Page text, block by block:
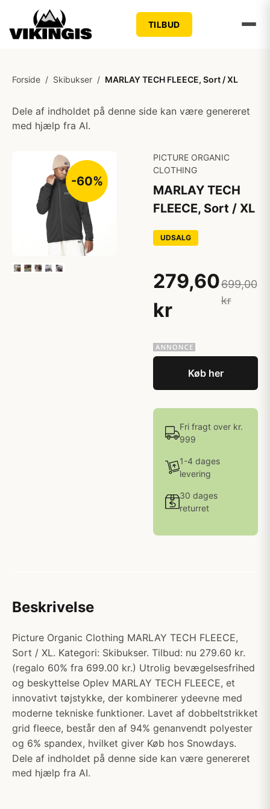
TILBUD
Forside / Skibukser / MARLAY TECH FLEECE, Sort / XL
Dele af indholdet på denne side kan være genereret
med hjælp fra AI.
-60%
PICTURE ORGANIC
CLOTHING
MARLAY TECH
FLEECE, Sort / XL
UDSALG
279,60
kr
699,00
kr
Køb her
Fri fragt over kr.
999
1-4 dages
levering
30 dages
returret
Beskrivelse
Picture Organic Clothing MARLAY TECH FLEECE,
Sort / XL. Kategori: Skibukser. Tilbud: nu 279.60 kr.
(regalo 60% fra 699.00 kr.) Utrolig bevægelsesfrihed
og beskyttelse Oplev MARLAY TECH FLEECE, et
innovativt tøjstykke, der kombinerer ydeevne med
moderne tekniske funktioner. Lavet af dobbeltstrikket
grid fleece, består den af 94% genanvendt polyester
og 6% spandex, hvilket giver Køb hos Snowdays.
Dele af indholdet på denne side kan være genereret
med hjælp fra AI.